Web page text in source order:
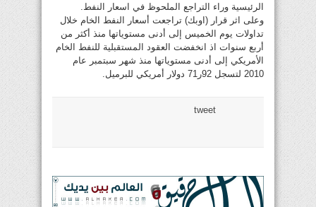
الرئيسية وراء التراجع الملحوظ في اسعار النفط.
وعلى اثر قرار (اوبك) تراجعت أسعار النفط الخام خلال
تداولات يوم الخميس إلى أدنى مستوياتها منذ أكثر من
أربع سنوات اذ انخفضت العقود المستقبلية للنفط الخام
الأمريكي إلى أدنى مستوياتها منذ شهر سبتمبر عام
2010 لتسجل 92ر71 دولار أمريكي للبرميل.
tweet